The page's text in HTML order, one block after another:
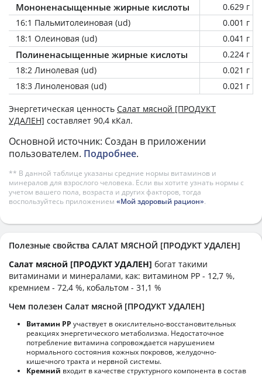
Мононенасыщенные жирные кислоты
0.629 г
16:1 Пальмитолеиновая (ud)
0.001 г
18:1 Олеиновая (ud)
0.041 г
Полиненасыщенные жирные кислоты
0.224 г
18:2 Линолевая (ud)
0.021 г
18:3 Линоленовая (ud)
0.021 г
Энергетическая ценность Салат мясной [ПРОДУКТ
УДАЛЕН] составляет 90,4 кКал.
Основной источник: Создан в приложении
пользователем. Подробнее.
** В данной таблице указаны средние нормы витаминов и
минералов для взрослого человека. Если вы хотите узнать нормы с
учетом вашего пола, возраста и других факторов, тогда
воспользуйтесь приложением «Мой здоровый рацион».
Полезные свойства САЛАТ МЯСНОЙ [ПРОДУКТ УДАЛЕН]
Салат мясной [ПРОДУКТ УДАЛЕН] богат такими
витаминами и минералами, как: витамином PP - 12,7 %,
кремнием - 72,4 %, кобальтом - 31,1 %
Чем полезен Салат мясной [ПРОДУКТ УДАЛЕН]
Витамин РР участвует в окислительно-восстановительных
реакциях энергетического метаболизма. Недостаточное
потребление витамина сопровождается нарушением
нормального состояния кожных покровов, желудочно-
кишечного тракта и нервной системы.
Кремний входит в качестве структурного компонента в состав